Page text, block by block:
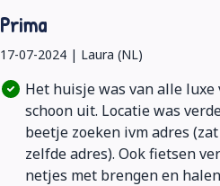
Prima
17-07-2024 | Laura (NL)
Het huisje was van alle
schoon uit. Locatie was
beetje zoeken ivm adres
zelfde adres). Ook fietsen
netjes met brengen en